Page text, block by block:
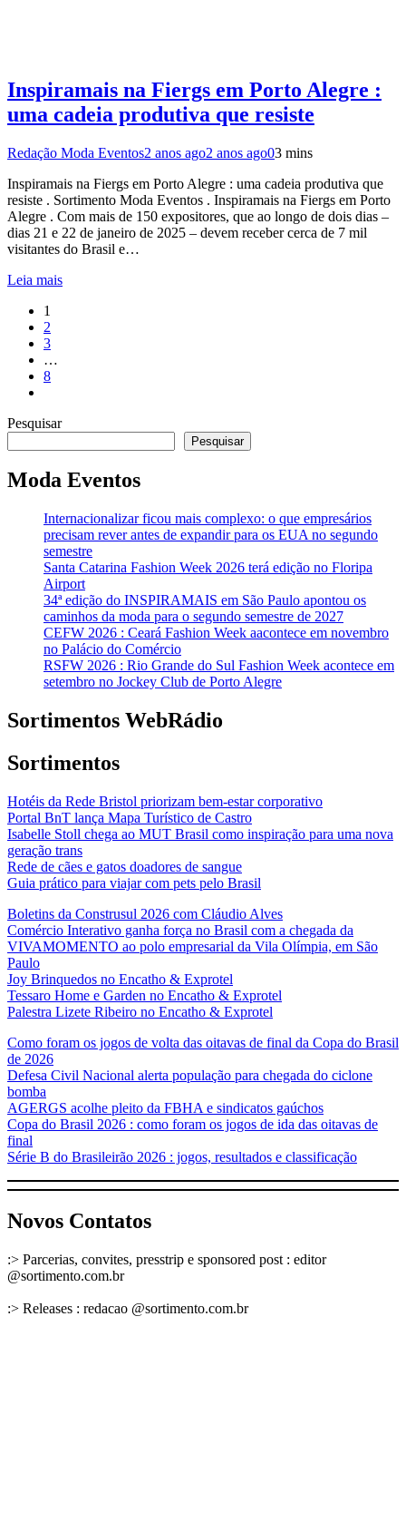
Inspiramais na Fiergs em Porto Alegre :
uma cadeia produtiva que resiste
Redação Moda Eventos2 anos ago2 anos ago03 mins
Inspiramais na Fiergs em Porto Alegre : uma cadeia produtiva que
resiste . Sortimento Moda Eventos . Inspiramais na Fiergs em Porto
Alegre . Com mais de 150 expositores, que ao longo de dois dias –
dias 21 e 22 de janeiro de 2025 – devem receber cerca de 7 mil
visitantes do Brasil e…
Leia mais
1
2
3
…
8
Pesquisar
Pesquisar
Moda Eventos
Internacionalizar ficou mais complexo: o que empresários
precisam rever antes de expandir para os EUA no segundo
semestre
Santa Catarina Fashion Week 2026 terá edição no Floripa
Airport
34ª edição do INSPIRAMAIS em São Paulo apontou os
caminhos da moda para o segundo semestre de 2027
CEFW 2026 : Ceará Fashion Week aacontece em novembro
no Palácio do Comércio
RSFW 2026 : Rio Grande do Sul Fashion Week acontece em
setembro no Jockey Club de Porto Alegre
Sortimentos WebRádio
Sortimentos
Hotéis da Rede Bristol priorizam bem-estar corporativo
Portal BnT lança Mapa Turístico de Castro
Isabelle Stoll chega ao MUT Brasil como inspiração para uma nova
geração trans
Rede de cães e gatos doadores de sangue
Guia prático para viajar com pets pelo Brasil
Boletins da Construsul 2026 com Cláudio Alves
Comércio Interativo ganha força no Brasil com a chegada da
VIVAMOMENTO ao polo empresarial da Vila Olímpia, em São
Paulo
Joy Brinquedos no Encatho & Exprotel
Tessaro Home e Garden no Encatho & Exprotel
Palestra Lizete Ribeiro no Encatho & Exprotel
Como foram os jogos de volta das oitavas de final da Copa do Brasil
de 2026
Defesa Civil Nacional alerta população para chegada do ciclone
bomba
AGERGS acolhe pleito da FBHA e sindicatos gaúchos
Copa do Brasil 2026 : como foram os jogos de ida das oitavas de
final
Série B do Brasileirão 2026 : jogos, resultados e classificação
Novos Contatos
:> Parcerias, convites, presstrip e sponsored post : editor
@sortimento.com.br
:> Releases : redacao @sortimento.com.br